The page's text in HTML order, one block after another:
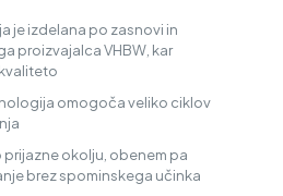
je izdelana po zasnovi in
proizvajalca VHBW, kar
omogoča veliko ciklov
prijazne okolju, obenem pa
brez spominskega učinka